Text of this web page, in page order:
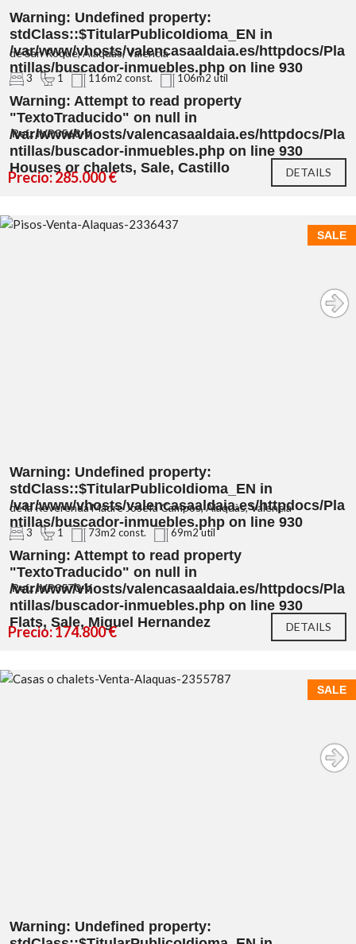
Warning: Undefined property:
stdClass::$TitularPublicoIdioma_EN in
/var/www/vhosts/valencasaaldaia.es/httpdocs/Pla
ntillas/buscador-inmuebles.php on line 930
Warning: Attempt to read property
"TextoTraducido" on null in
/var/www/vhosts/valencasaaldaia.es/httpdocs/Pla
ntillas/buscador-inmuebles.php on line 930
Houses or chalets, Sale, Castillo
de San Roque, Alaquàs, Valencia
3 1 116m2 const. 106m2 util
Ref.: IVP3568-V
Precio: 285.000 € DETAILS
SALE
Warning: Undefined property:
stdClass::$TitularPublicoIdioma_EN in
/var/www/vhosts/valencasaaldaia.es/httpdocs/Pla
ntillas/buscador-inmuebles.php on line 930
Warning: Attempt to read property
"TextoTraducido" on null in
/var/www/vhosts/valencasaaldaia.es/httpdocs/Pla
ntillas/buscador-inmuebles.php on line 930
Flats, Sale, Miguel Hernandez
de la Reverenda Madre Josefa Campos, Alaquàs, Valencia
3 1 73m2 const. 69m2 util
Ref.: IVP3570-V
Precio: 174.800 € DETAILS
SALE
Warning: Undefined property: